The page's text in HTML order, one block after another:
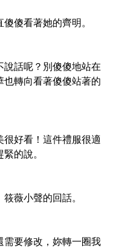
傻看著她的齊明。
說話呢？別傻傻地站在
也轉向看著傻傻站著的
很好看！這件禮服很適
的說。
筱薇小聲的回話。
需要修改，妳轉一圈我